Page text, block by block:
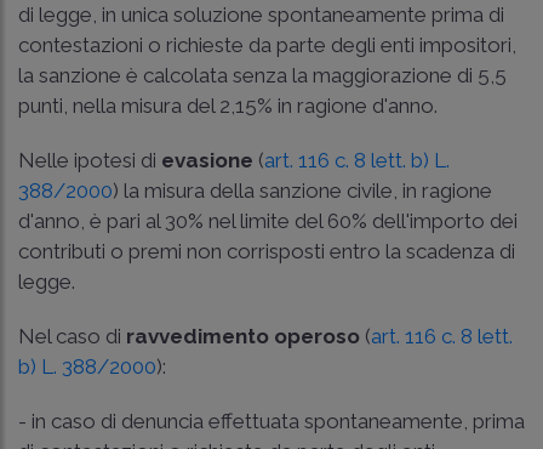
di legge, in unica soluzione spontaneamente prima di
contestazioni o richieste da parte degli enti impositori,
la sanzione è calcolata senza la maggiorazione di 5,5
punti, nella misura del 2,15% in ragione d'anno.
Nelle ipotesi di evasione (art. 116 c. 8 lett. b) L.
388/2000) la misura della sanzione civile, in ragione
d'anno, è pari al 30% nel limite del 60% dell'importo dei
contributi o premi non corrisposti entro la scadenza di
legge.
Nel caso di ravvedimento operoso (art. 116 c. 8 lett.
b) L. 388/2000):
- in caso di denuncia effettuata spontaneamente, prima